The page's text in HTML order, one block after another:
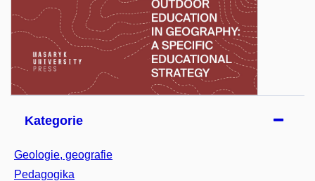
Kategorie
Geologie, geografie
Pedagogika